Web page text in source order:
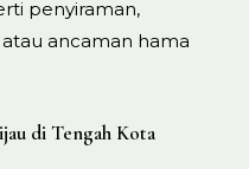
penyiraman,
ancaman hama
di Tengah Kota